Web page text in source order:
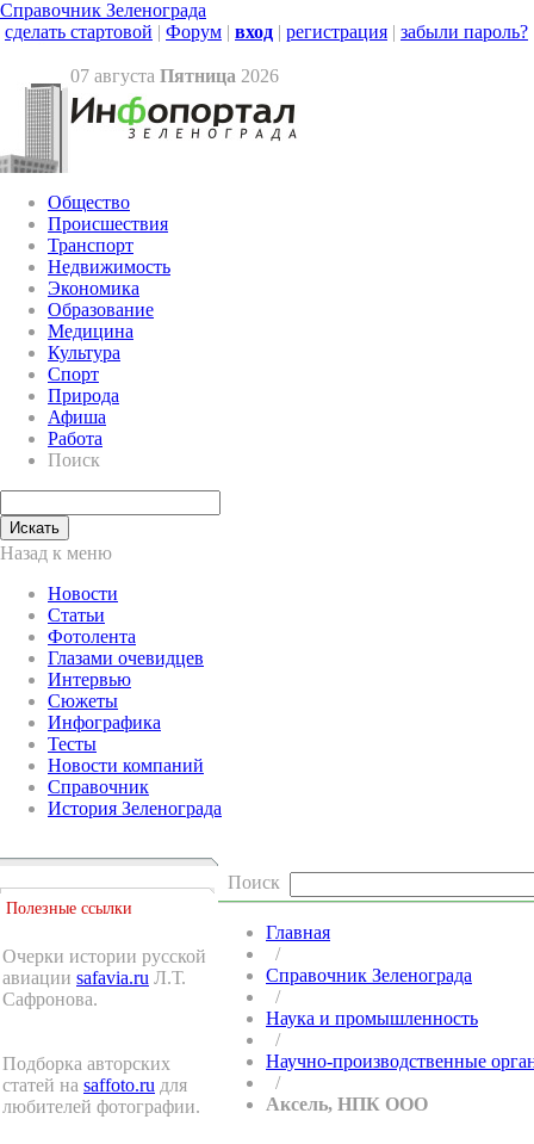
Справочник Зеленограда
сделать стартовой | Форум | вход | регистрация | забыли пароль?
07 августа Пятница 2026
Общество
Происшествия
Транспорт
Недвижимость
Экономика
Образование
Медицина
Культура
Спорт
Природа
Афиша
Работа
Поиск
Назад к меню
Новости
Статьи
Фотолента
Глазами очевидцев
Интервью
Сюжеты
Инфографика
Тесты
Новости компаний
Справочник
История Зеленограда
Полезные ссылки
Очерки истории русской
авиации safavia.ru Л.Т.
Сафронова.
Подборка авторских
статей на saffoto.ru для
любителей фотографии.
Поиск
Главная
/
Справочник Зеленограда
/
Наука и промышленность
/
Научно-производственные
/
Аксель, НПК ООО